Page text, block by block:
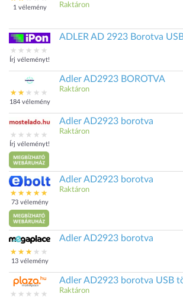
1 vélemény Raktáron
Írj véleményt!
ADLER AD 2923 Borotva
184 vélemény
Adler AD2923 BOROTVA
Raktáron
Írj véleményt!
Adler AD2923 borotva
Raktáron
73 vélemény
Adler AD2923 borotva
Raktáron
13 vélemény
Adler AD2923 borotva
Adler AD2923 borotva USB
Raktáron